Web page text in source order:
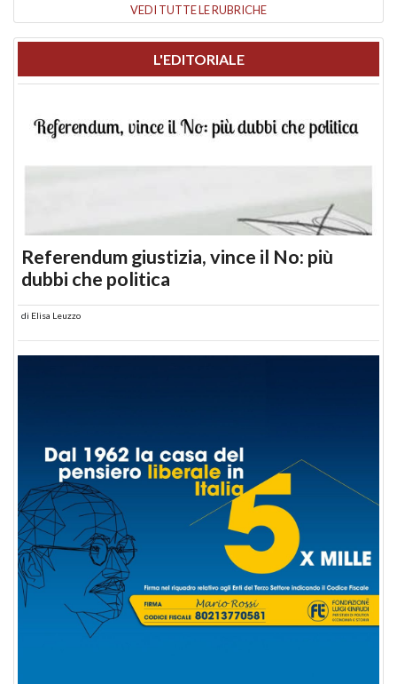
VEDI TUTTE LE RUBRICHE
L'EDITORIALE
Referendum giustizia, vince il No: più
dubbi che politica
di Elisa Leuzzo